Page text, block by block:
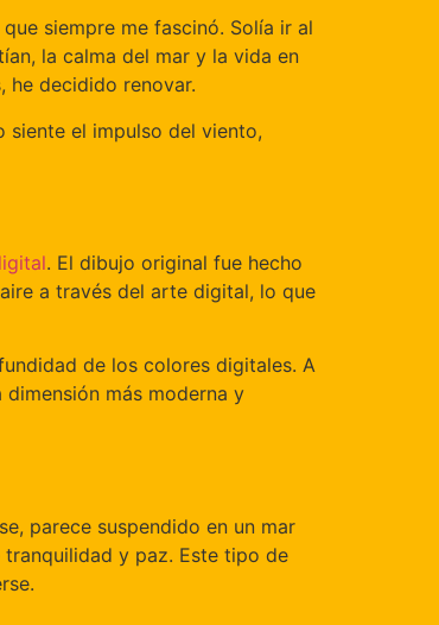
siempre me fascinó. Solía ir al
la calma del mar y la vida en
he decidido renovar.
siente el impulso del viento,
. El dibujo original fue hecho
a través del arte digital, lo que
de los colores digitales. A
más moderna y
parece suspendido en un mar
y paz. Este tipo de